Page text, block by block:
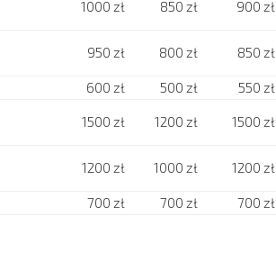
1000 zł 850 zł 900 zł
950 zł 800 zł 850 zł
600 zł 500 zł 550 zł
1500 zł 1200 zł 1500 zł
1200 zł 1000 zł 1200 zł
700 zł 700 zł 700 zł